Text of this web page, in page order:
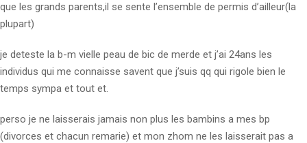
que les grands parents,il se sente l’ensemble de permis d’ailleur(la
plupart)
je deteste la b-m vielle peau de bic de merde et j’ai 24ans les
individus qui me connaisse savent que j’suis qq qui rigole bien le
temps sympa et tout et.
perso je ne laisserais jamais non plus les bambins a mes bp
(divorces et chacun remarie) et mon zhom ne les laisserait pas a